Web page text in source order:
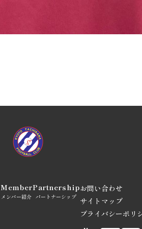
メンバー紹介
Member
パートナーシップ
Partnershipお問い合わせ
サイトマップ
プライバシーポリ